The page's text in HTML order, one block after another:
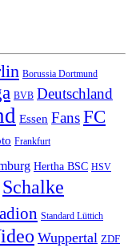
Borussia Dortmund
BVB Deutschland
Essen FansFC
Frankfurt
Hertha BSC HSV
Schalke
Standard Lüttich
Wuppertal ZDF